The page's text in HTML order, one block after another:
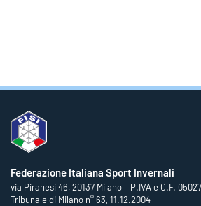
Federazione Italiana Sport Invernali
via Piranesi 46, 20137 Milano – P.IVA e C.F.
Tribunale di Milano n° 63, 11.12.2004